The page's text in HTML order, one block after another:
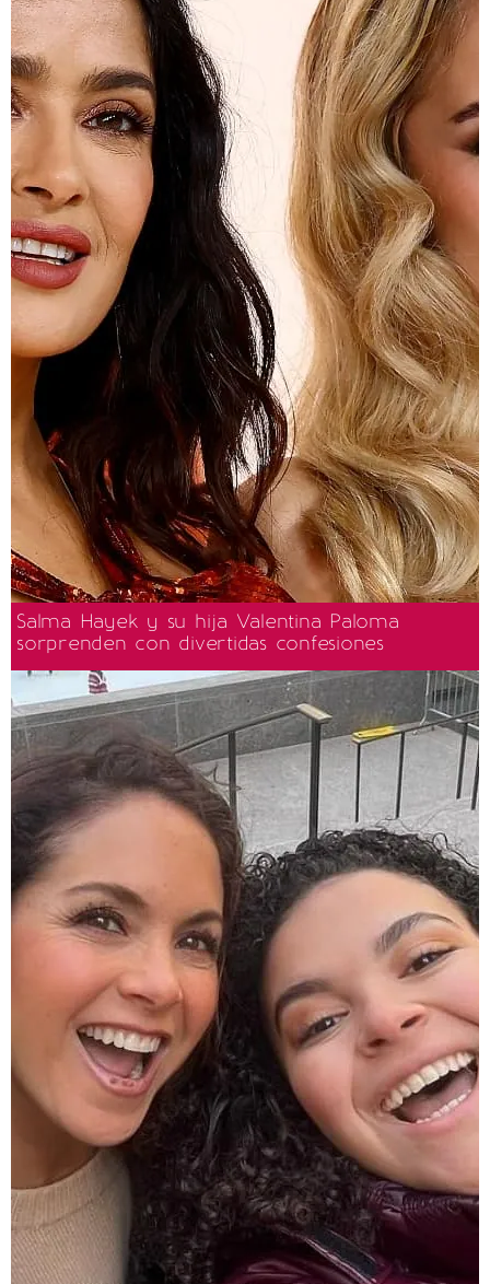
Salma Hayek y su hija Valentina Paloma
sorprenden con divertidas confesiones